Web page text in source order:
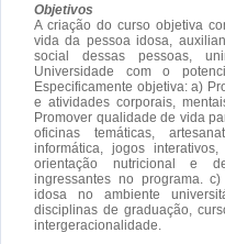
Objetivos
A criação do curso objetiva
vida da pessoa idosa,
social dessas pessoas,
Universidade com o
Especificamente objetiva: a)
e atividades corporais,
Promover qualidade de vida
oficinas temáticas,
informática, jogos
orientação nutricional e
ingressantes no programa.
idosa no ambiente
disciplinas de graduação,
intergeracionalidade.